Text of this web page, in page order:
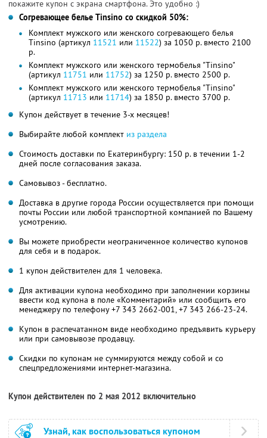
покажите купон с экрана смартфона. Это удобно :)
Согревающее белье Tinsino cо скидкой 50%:
Комплект мужского или женского согревающего белья
Tinsino (артикул 11521 или 11522) за 1050 р. вместо 2100
р.
Комплект мужского или женского термобелья "Tinsino"
(артикул 11751 или 11752) за 1250 р. вместо 2500 р.
Комплект мужского или женского термобелья "Tinsino"
(артикул 11713 или 11714) за 1850 р. вместо 3700 р.
Купон действует в течение 3-х месяцев!
Выбирайте любой комплект из раздела
Стоимость доставки по Екатеринбургу: 150 р. в течении 1-2
дней после согласования заказа.
Самовывоз - бесплатно.
Доставка в другие города России осуществляется при помощи
почты России или любой транспортной компанией по Вашему
усмотрению.
Вы можете приобрести неограниченное количество купонов
для себя и в подарок.
1 купон действителен для 1 человека.
Для активации купона необходимо при заполнении корзины
ввести код купона в поле «Комментарий» или сообщить его
менеджеру по телефону+7 343 2662-001, +7 343 266-23-24.
Купон в распечатанном виде необходимо предъявить курьеру
или при самовывозе продавцу.
Скидки по купонам не суммируются между собой и со
спецпредложениями интернет-магазина.
Купон действителен по 2 мая 2012 включительно
Узнай, как воспользоваться купоном